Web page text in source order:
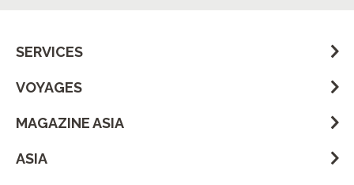
SERVICES
VOYAGES
MAGAZINE ASIA
ASIA